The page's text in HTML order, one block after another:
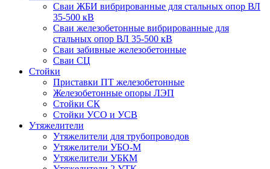
Сваи ЖБИ вибрированные для стальных опор ВЛ
35-500 кВ
Сваи железобетонные вибрированные для
стальных опор ВЛ 35-500 кВ
Сваи забивные железобетонные
Сваи СЦ
Стойки
Приставки ПТ железобетонные
Железобетонные опоры ЛЭП
Стойки СК
Стойки УСО и УСВ
Утяжелители
Утяжелители для трубопроводов
Утяжелители УБО-М
Утяжелители УБКМ